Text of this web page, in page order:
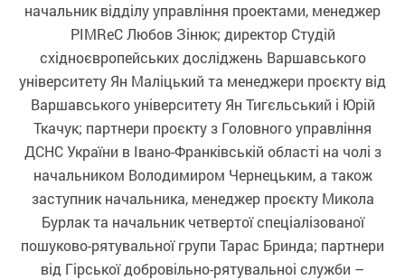
начальник відділу управління проектами, менеджер
PIMReC Любов Зінюк; директор Студій
східноєвропейських досліджень Варшавського
університету Ян Маліцький та менеджери проєкту від
Варшавського університету Ян Тигєльський і Юрій
Ткачук; партнери проєкту з Головного управління
ДСНС України в Івано-Франківській області на чолі з
начальником Володимиром Чернецьким, а також
заступник начальника, менеджер проєкту Микола
Бурлак та начальник четвертої спеціалізованої
пошуково-рятувальної групи Тарас Бринда; партнери
від Гірської добровільно-рятувальноі служби –